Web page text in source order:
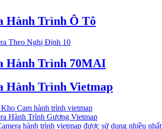
Hành Trình Ô Tô
Theo Nghị Định 10
Hành Trình 70MAI
Hành Trình Vietmap
Cam hành trình vietmap
Hành Trình Gương Vietmap
hành trình vietmap được sử dụng nhiều nhất